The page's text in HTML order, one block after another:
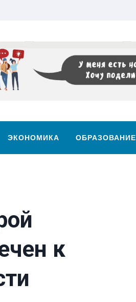
ЭКОНОМИКА ОБРАЗОВАНИЕ
к